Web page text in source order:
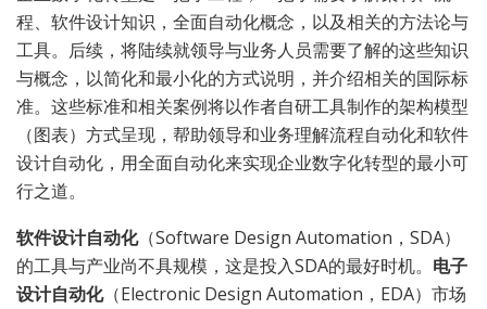
程、软件设计知识，全面自动化概念，以及相关的方法论与
工具。后续，将陆续就领导与业务人员需要了解的这些知识
与概念，以简化和最小化的方式说明，并介绍相关的国际标
准。这些标准和相关案例将以作者自研工具制作的架构模型
（图表）方式呈现，帮助领导和业务理解流程自动化和软件
设计自动化，用全面自动化来实现企业数字化转型的最小可
行之道。
软件设计自动化（Software Design Automation，SDA）
的工具与产业尚不具规模，这是投入SDA的最好时机。 电子
设计自动化（Electronic Design Automation，EDA）市场